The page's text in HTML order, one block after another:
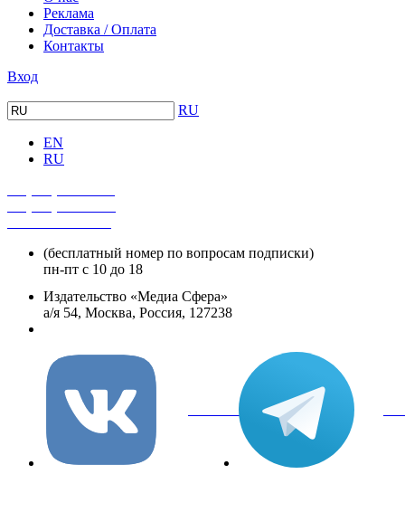
Реклама
Доставка / Оплата
Контакты
Вход
RU
EN
RU
(бесплатный номер по вопросам подписки)
пн-пт с 10 до 18
Издательство «Медиа Сфера»
а/я 54, Москва, Россия, 127238
вКонтакте